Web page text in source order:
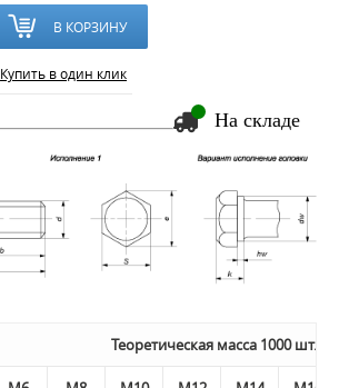
В КОРЗИНУ
Купить в один клик
На складе
Теоретическая масса 1000 шт.